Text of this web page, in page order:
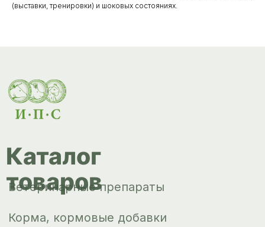
(выставки, тренировки) и шоковых состояниях.
Инкубация
Доставка и
оплата
О компании
Корма, кормовые добавки
Изделия ветеринарного назначения
Сопутствующие товары